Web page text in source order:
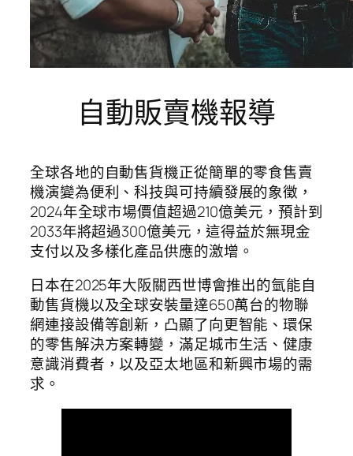
自動販賣機報導
全球各地的自動售貨機正從簡單的零食售賣
機演變為便利、科技與可持續發展的象徵，
2024年全球市場價值超過210億美元，預計到
2033年將超過300億美元，這得益於無現金
支付以及多樣化產品供應的激增。
日本在2025年大阪關西世博會推出的氫能自
動售貨機以及全球安裝量達650萬台的物聯
網連接設備等創新，凸顯了向更智能、環保
的零售解決方案轉變，滿足城市生活、健康
意識消費者，以及亞太地區和新興市場的需
求。